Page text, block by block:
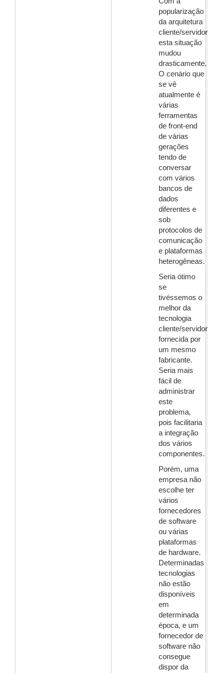
popularização
da arquitetura
cliente/servidor
esta situação
mudou
drasticamente.
O cenário que
se vê
atualmente é
várias
ferramentas
de front-end
de várias
gerações
tendo de
conversar
com vários
bancos de
dados
diferentes e
sob
protocolos de
comunicação
e plataformas
heterogêneas.
Seria ótimo
se
tivéssemos o
melhor da
tecnologia
cliente/servidor
fornecida por
um mesmo
fabricante.
Seria mais
fácil de
administrar
este
problema,
pois facilitaria
a integração
dos vários
componentes.
Porém, uma
empresa não
escolhe ter
vários
fornecedores
de software
ou várias
plataformas
de hardware.
Determinadas
tecnologias
não estão
disponíveis
em
determinada
época, e um
fornecedor de
software não
consegue
dispor da